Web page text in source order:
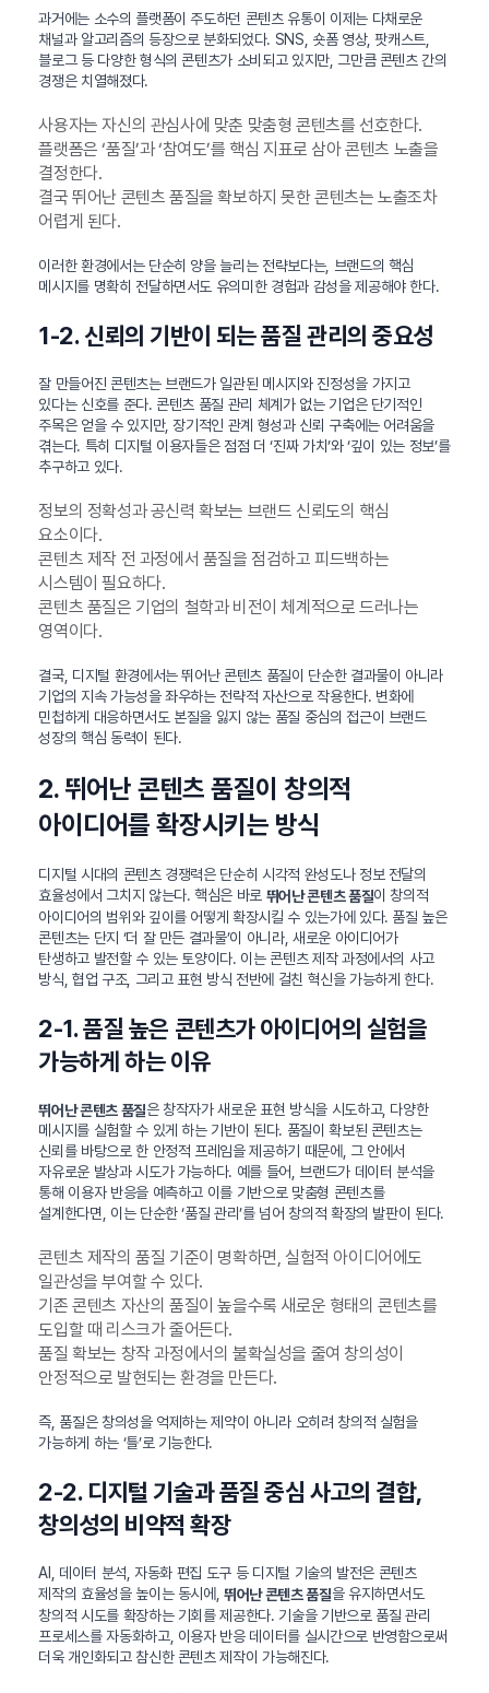
과거에는 소수의 플랫폼이 주도하던 콘텐츠 유통이 이제는 다채로운
채널과 알고리즘의 등장으로 분화되었다. SNS, 숏폼 영상, 팟캐스트,
블로그 등 다양한 형식의 콘텐츠가 소비되고 있지만, 그만큼 콘텐츠 간의
경쟁은 치열해졌다.
사용자는 자신의 관심사에 맞춘 맞춤형 콘텐츠를 선호한다.
플랫폼은 ‘품질’과 ‘참여도’를 핵심 지표로 삼아 콘텐츠 노출을
결정한다.
결국 뛰어난 콘텐츠 품질을 확보하지 못한 콘텐츠는 노출조차
어렵게 된다.
이러한 환경에서는 단순히 양을 늘리는 전략보다는, 브랜드의 핵심
메시지를 명확히 전달하면서도 유의미한 경험과 감성을 제공해야 한다.
1-2. 신뢰의 기반이 되는 품질 관리의 중요성
잘 만들어진 콘텐츠는 브랜드가 일관된 메시지와 진정성을 가지고
있다는 신호를 준다. 콘텐츠 품질 관리 체계가 없는 기업은 단기적인
주목은 얻을 수 있지만, 장기적인 관계 형성과 신뢰 구축에는 어려움을
겪는다. 특히 디지털 이용자들은 점점 더 ‘진짜 가치’와 ‘깊이 있는 정보’를
추구하고 있다.
정보의 정확성과 공신력 확보는 브랜드 신뢰도의 핵심
요소이다.
콘텐츠 제작 전 과정에서 품질을 점검하고 피드백하는
시스템이 필요하다.
콘텐츠 품질은 기업의 철학과 비전이 체계적으로 드러나는
영역이다.
결국, 디지털 환경에서는 뛰어난 콘텐츠 품질이 단순한 결과물이 아니라
기업의 지속 가능성을 좌우하는 전략적 자산으로 작용한다. 변화에
민첩하게 대응하면서도 본질을 잃지 않는 품질 중심의 접근이 브랜드
성장의 핵심 동력이 된다.
2. 뛰어난 콘텐츠 품질이 창의적
아이디어를 확장시키는 방식
디지털 시대의 콘텐츠 경쟁력은 단순히 시각적 완성도나 정보 전달의
효율성에서 그치지 않는다. 핵심은 바로 뛰어난 콘텐츠 품질이 창의적
아이디어의 범위와 깊이를 어떻게 확장시킬 수 있는가에 있다. 품질 높은
콘텐츠는 단지 ‘더 잘 만든 결과물’이 아니라, 새로운 아이디어가
탄생하고 발전할 수 있는 토양이다. 이는 콘텐츠 제작 과정에서의 사고
방식, 협업 구조, 그리고 표현 방식 전반에 걸친 혁신을 가능하게 한다.
2-1. 품질 높은 콘텐츠가 아이디어의 실험을
가능하게 하는 이유
뛰어난 콘텐츠 품질은 창작자가 새로운 표현 방식을 시도하고, 다양한
메시지를 실험할 수 있게 하는 기반이 된다. 품질이 확보된 콘텐츠는
신뢰를 바탕으로 한 안정적 프레임을 제공하기 때문에, 그 안에서
자유로운 발상과 시도가 가능하다. 예를 들어, 브랜드가 데이터 분석을
통해 이용자 반응을 예측하고 이를 기반으로 맞춤형 콘텐츠를
설계한다면, 이는 단순한 ‘품질 관리’를 넘어 창의적 확장의 발판이 된다.
콘텐츠 제작의 품질 기준이 명확하면, 실험적 아이디어에도
일관성을 부여할 수 있다.
기존 콘텐츠 자산의 품질이 높을수록 새로운 형태의 콘텐츠를
도입할 때 리스크가 줄어든다.
품질 확보는 창작 과정에서의 불확실성을 줄여 창의성이
안정적으로 발현되는 환경을 만든다.
즉, 품질은 창의성을 억제하는 제약이 아니라 오히려 창의적 실험을
가능하게 하는 ‘틀’로 기능한다.
2-2. 디지털 기술과 품질 중심 사고의 결합,
창의성의 비약적 확장
AI, 데이터 분석, 자동화 편집 도구 등 디지털 기술의 발전은 콘텐츠
제작의 효율성을 높이는 동시에,뛰어난 콘텐츠 품질을 유지하면서도
창의적 시도를 확장하는 기회를 제공한다. 기술을 기반으로 품질 관리
프로세스를 자동화하고, 이용자 반응 데이터를 실시간으로 반영함으로써
더욱 개인화되고 참신한 콘텐츠 제작이 가능해진다.